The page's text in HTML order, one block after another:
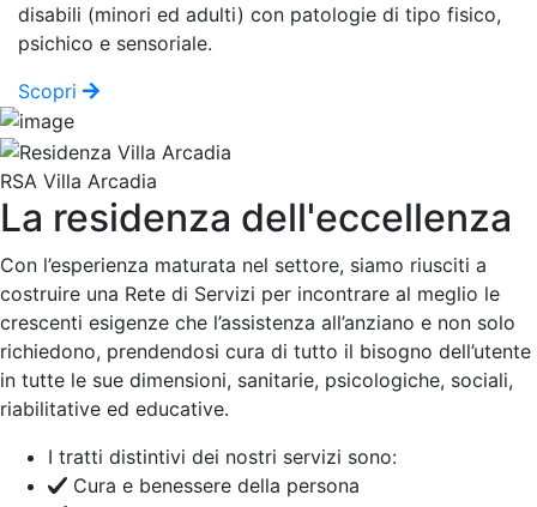
disabili (minori ed adulti) con patologie di tipo fisico,
psichico e sensoriale.
Scopri
RSA Villa Arcadia
La residenza dell'eccellenza
Con l’esperienza maturata nel settore, siamo riusciti a
costruire una Rete di Servizi per incontrare al meglio le
crescenti esigenze che l’assistenza all’anziano e non solo
richiedono, prendendosi cura di tutto il bisogno dell’utente
in tutte le sue dimensioni, sanitarie, psicologiche, sociali,
riabilitative ed educative.
I tratti distintivi dei nostri servizi sono:
Cura e benessere della persona